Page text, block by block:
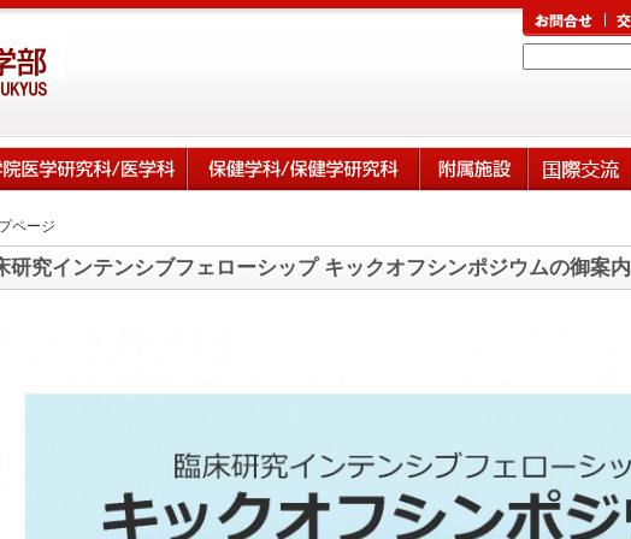
ページ
研究インテンシブフェローシップ キックオフシンポジウムの御案内